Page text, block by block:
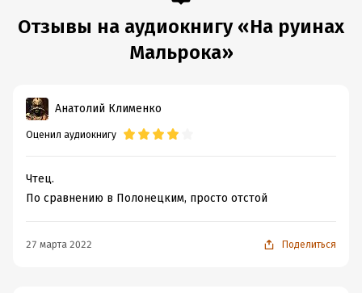
Отзывы на аудиокнигу «На руинах
Мальрока»
Анатолий Клименко
Оценил аудиокнигу
Чтец.
По сравнению в Полонецким, просто отстой
27 марта 2022 Поделиться